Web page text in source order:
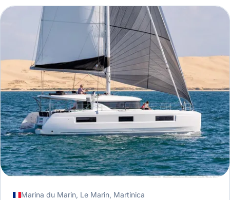
Marina du Marin, Le Marin, Martinica